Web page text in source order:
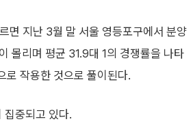
면 지난 3월 말 서울 영등포구에서 분양
몰리며 평균 31.9대 1의 경쟁률을 나타
로 작용한 것으로 풀이된다.
집중되고 있다.